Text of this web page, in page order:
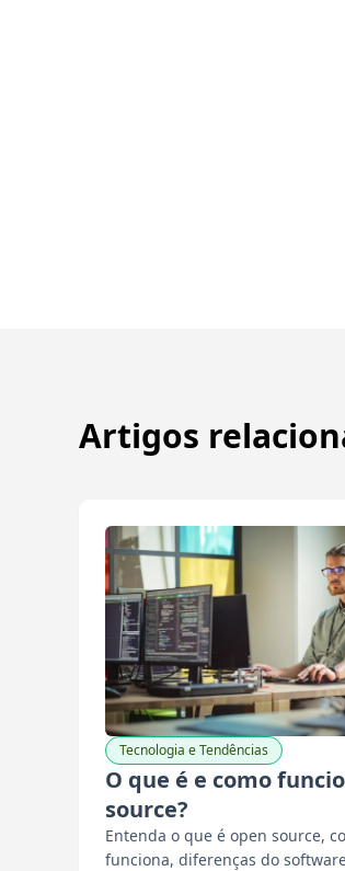
Artigos
Tecnologia e Tendências
O que é e como
source?
Entenda o que é open source,
funciona, diferenças do